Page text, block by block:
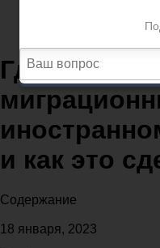
гражданину, и как
Где встать на
и как это
Содержание
18 января, 2023